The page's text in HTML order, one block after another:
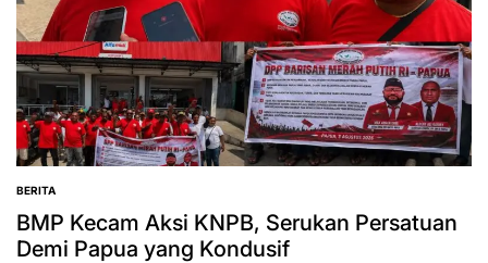
POSTED
IN
BERITA
BMP Kecam Aksi KNPB, Serukan Persatuan
Demi Papua yang Kondusif